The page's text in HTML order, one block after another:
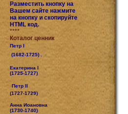
Разместить кнопку на
Вашем сайте нажмите
на кнопку и скопируйте
HTML код.
****
Коталог ценник
Петр I
(1682-1725) .
Екатерина I
(1725-1727)
Петр II
(1727-1729)
Анна Иоановна
(1730-1740)